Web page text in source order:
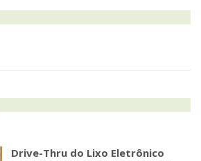
Drive-Thru do Lixo Eletrônico